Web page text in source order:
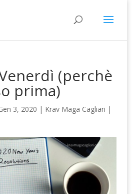
(perchè
prima)
3, 2020 | Krav Maga Cagliari |